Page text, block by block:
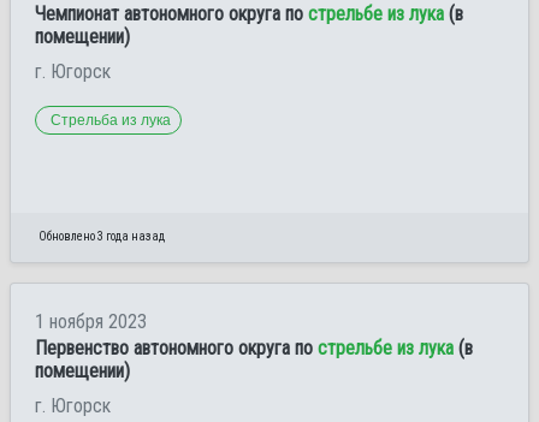
Чемпионат автономного округа по стрельбе из лука (в
помещении)
г. Югорск
Стрельба из лука
Обновлено 3 года назад
1 ноября 2023
Первенство автономного округа по стрельбе из лука (в
помещении)
г. Югорск